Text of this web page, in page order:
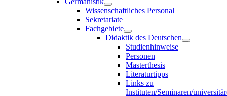
Wissenschaftliches Personal
Sekretariate
Fachgebiete
Didaktik des Deutschen
Studienhinweise
Personen
Masterthesis
Literaturtipps
Links zu
Instituten/Seminaren/